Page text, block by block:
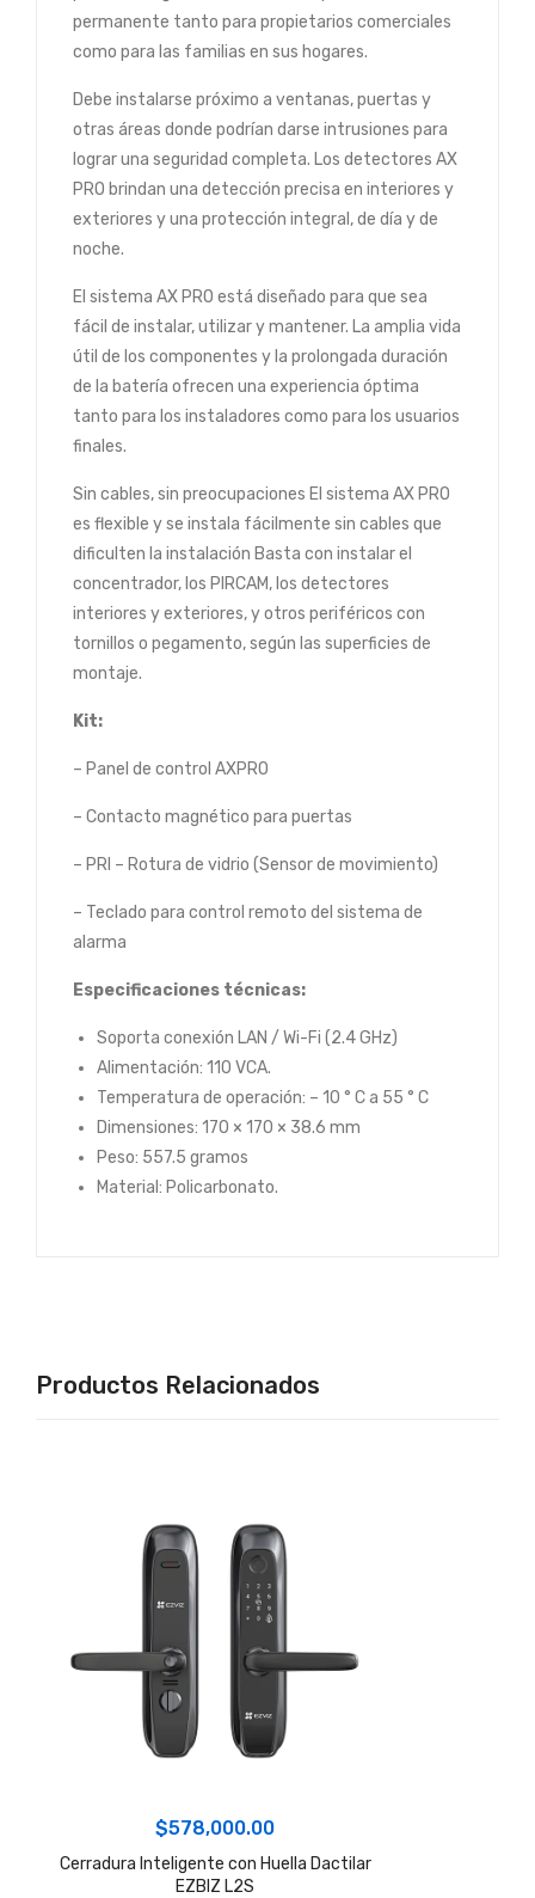
permanente tanto para propietarios comerciales
como para las familias en sus hogares.
Debe instalarse próximo a ventanas, puertas y
otras áreas donde podrían darse intrusiones para
lograr una seguridad completa. Los detectores AX
PRO brindan una detección precisa en interiores y
exteriores y una protección integral, de día y de
noche.
El sistema AX PRO está diseñado para que sea
fácil de instalar, utilizar y mantener. La amplia vida
útil de los componentes y la prolongada duración
de la batería ofrecen una experiencia óptima
tanto para los instaladores como para los usuarios
finales.
Sin cables, sin preocupaciones El sistema AX PRO
es flexible y se instala fácilmente sin cables que
dificulten la instalación Basta con instalar el
concentrador, los PIRCAM, los detectores
interiores y exteriores, y otros periféricos con
tornillos o pegamento, según las superficies de
montaje.
Kit:
– Panel de control AXPRO
– Contacto magnético para puertas
– PRI – Rotura de vidrio (Sensor de movimiento)
– Teclado para control remoto del sistema de
alarma
Especificaciones técnicas:
Soporta conexión LAN / Wi-Fi (2.4 GHz)
Alimentación: 110 VCA.
Temperatura de operación: – 10 ° C a 55 ° C
Dimensiones: 170 × 170 × 38.6 mm
Peso: 557.5 gramos
Material: Policarbonato.
Productos Relacionados
$578,000.00
Cerradura Inteligente con Huella Dactilar
EZBIZ L2S